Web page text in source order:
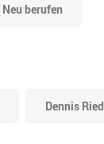
Neu berufen
Dennis Ried